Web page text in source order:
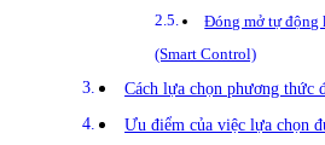
Đóng mở tự động
(Smart Control)
Cách lựa chọn phương thức
Ưu điểm của việc lựa chọn